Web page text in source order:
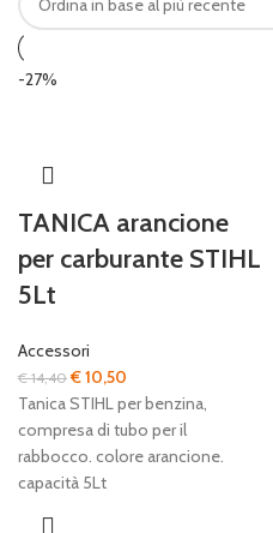
-27%
TANICA arancione
per carburante STIHL
5Lt
Accessori
€14,40Il
prezzo
originale
era:
€ 14,40.
€10,50
prezzo
attuale
è:
Tanica STIHL per benzina,
compresa di tubo per il
rabbocco. colore arancione.
capacità 5Lt